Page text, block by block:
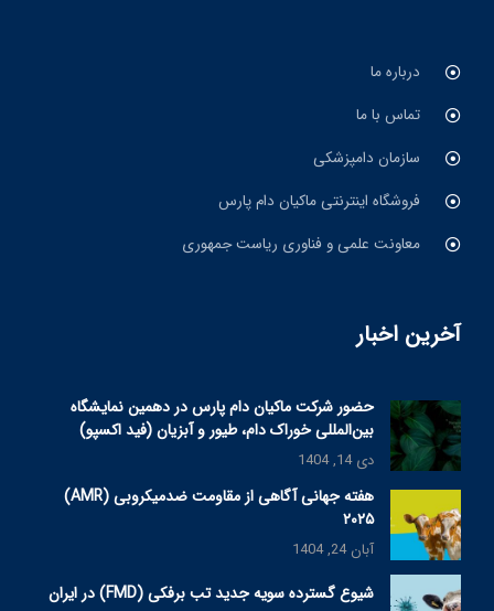
درباره ما
تماس با ما
سازمان دامپزشکی
فروشگاه اینترنتی ماکیان دام پارس
معاونت علمی و فناوری ریاست جمهوری
آخرین اخبار
حضور شرکت ماکیان دام پارس در دهمین نمایشگاه
بین‌المللی خوراک دام، طیور و آبزیان (فید اکسپو)
دی 14, 1404
هفته جهانی آگاهی از مقاومت ضدمیکروبی (AMR)
۲۰۲۵
آبان 24, 1404
شیوع گسترده سویه جدید تب برفکی (FMD) در ایران